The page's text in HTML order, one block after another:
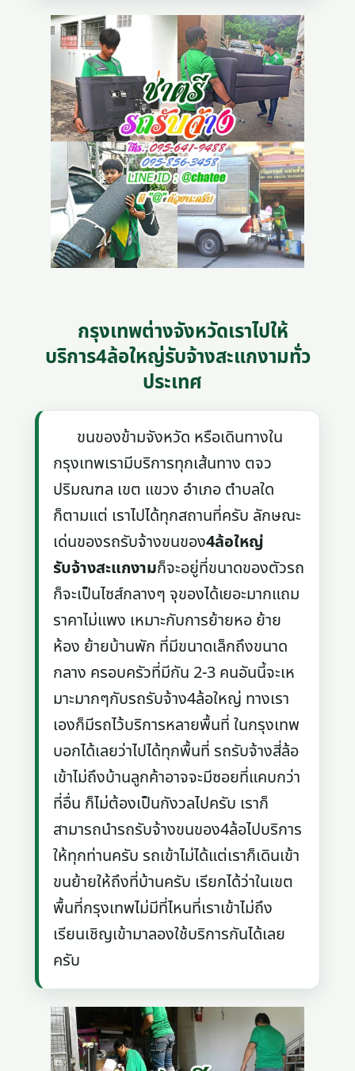
กรุงเทพต่างจังหวัดเราไปให้
บริการ4ล้อใหญ่รับจ้างสะแกงามทั่ว
ประเทศ
ขนของข้ามจังหวัด หรือเดินทางใน
กรุงเทพเรามีบริการทุกเส้นทาง ตจว
ปริมณฑล เขต แขวง อำเภอ ตำบลใด
ก็ตามแต่ เราไปได้ทุกสถานที่ครับ ลักษณะ
เด่นของรถรับจ้างขนของ4ล้อใหญ่
รับจ้างสะแกงามก็จะอยู่ที่ขนาดของตัวรถ
ก็จะเป็นไซส์กลางๆ จุของได้เยอะมากแถม
ราคาไม่แพง เหมาะกับการย้ายหอ ย้าย
ห้อง ย้ายบ้านพัก ที่มีขนาดเล็กถึงขนาด
กลาง ครอบครัวที่มีกัน 2-3 คนอันนี้จะเห
มาะมากๆกับรถรับจ้าง4ล้อใหญ่ ทางเรา
เองก็มีรถไว้บริการหลายพื้นที่ ในกรุงเทพ
บอกได้เลยว่าไปได้ทุกพื้นที่ รถรับจ้างสี่ล้อ
เข้าไม่ถึงบ้านลูกค้าอาจจะมีซอยที่แคบกว่า
ที่อื่น ก็ไม่ต้องเป็นกังวลไปครับ เราก็
สามารถนำรถรับจ้างขนของ4ล้อไปบริการ
ให้ทุกท่านครับ รถเข้าไม่ได้แต่เราก็เดินเข้า
ขนย้ายให้ถึงที่บ้านครับ เรียกได้ว่าในเขต
พื้นที่กรุงเทพไม่มีที่ไหนที่เราเข้าไม่ถึง
เรียนเชิญเข้ามาลองใช้บริการกันได้เลย
ครับ